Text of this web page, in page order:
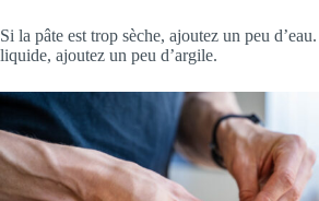
Si la pâte est trop sèche, ajoutez un peu
liquide, ajoutez un peu d’argile.